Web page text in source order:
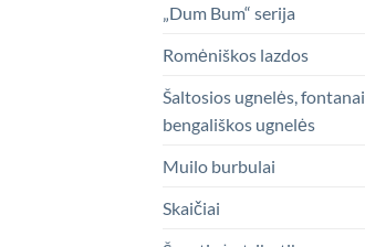
„Dum Bum“ serija
Romėniškos lazdos
Šaltosios ugnelės, fontanai,
bengališkos ugnelės
Muilo burbulai
Skaičiai